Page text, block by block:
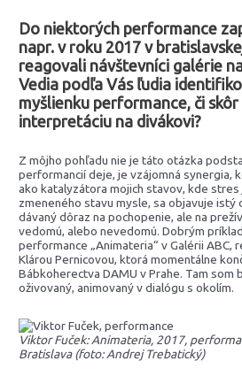
Do niektorých performance
napr. v roku 2017 v
reagovali návštevníci galérie
Vedia podľa Vás ľudia
myšlienku performance, či
interpretáciu na divákovi?
Z môjho pohľadu nie je táto otázka
performancií deje, je vzájomná synergia,
ako katalyzátora mojich stavov, kde
zmeneného stavu mysle, sa objavuje istý
dávaný dôraz na pochopenie, ale na
vedomú, alebo nevedomú. Dobrým
performance „Animateria“ v Galérii ABC,
Klárou Pernicovou, ktorá momentálne
Bábkoherectva DAMU v Prahe. Tam
oživovaný, animovaný v dialógu s okolím.
Viktor Fuček: Animateria, 2017,
Bratislava (foto: Andrej Trebatický)